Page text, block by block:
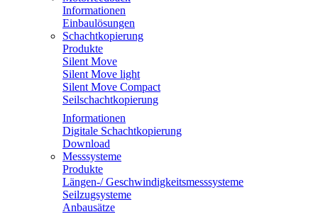
Informationen
Einbaulösungen
Schachtkopierung
Produkte
Silent Move
Silent Move light
Silent Move Compact
Seilschachtkopierung
Informationen
Digitale Schachtkopierung
Download
Messsysteme
Produkte
Längen-/ Geschwindigkeitsmesssysteme
Seilzugsysteme
Anbausätze